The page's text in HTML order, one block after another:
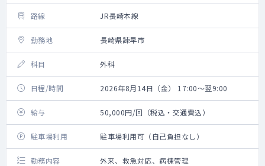
路線 JR長崎本線
勤務地 長崎県諫早市
科目 外科
日程/時間 2026年8月14日（金） 17:00～翌9:00
給与 50,000円/回（税込・交通費込）
駐車場利用 駐車場利用可（自己負担なし）
勤務内容 外来、救急対応、病棟管理